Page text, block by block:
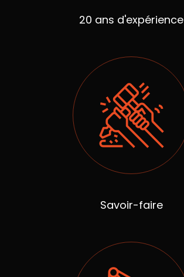
20 ans d'expérience
Savoir-faire